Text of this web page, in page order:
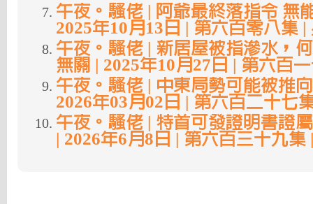
午夜。騷佬 | 阿爺最終落指令 無
2025年10月13日 | 第六百零八集 |
午夜。騷佬 | 新居屋被指滲水，
無關 | 2025年10月27日 | 第六百
午夜。騷佬 | 中東局勢可能被推
2026年03月02日 | 第六百二十七
午夜。騷佬 | 特首可發證明書證
| 2026年6月8日 | 第六百三十九集